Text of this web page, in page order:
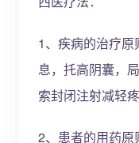
1、疾病的治疗
息，托高阴囊，
索封闭注射减轻
2、患者的用药